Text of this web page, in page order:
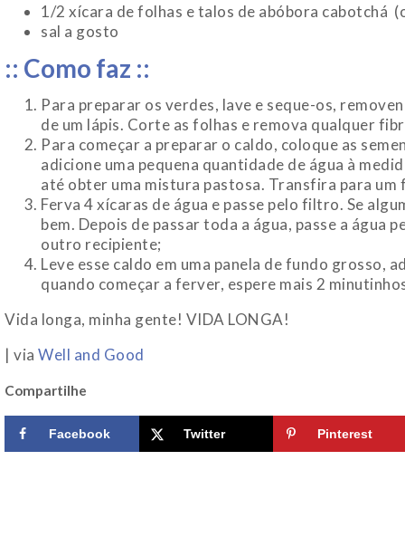
1/2 xícara de folhas e talos de abóbora cabotchá
sal a gosto
:: Como faz ::
Para preparar os verdes, lave e seque-os,
de um lápis. Corte as folhas e remova qualquer
Para começar a preparar o caldo, coloque as
adicione uma pequena quantidade de água à
até obter uma mistura pastosa. Transfira para
Ferva 4 xícaras de água e passe pelo filtro. Se
bem. Depois de passar toda a água, passe a água
outro recipiente;
Leve esse caldo em uma panela de fundo grosso,
quando começar a ferver, espere mais 2
Vida longa, minha gente! VIDA LONGA!
| via Well and Good
Compartilhe
Facebook Twitter Pinterest